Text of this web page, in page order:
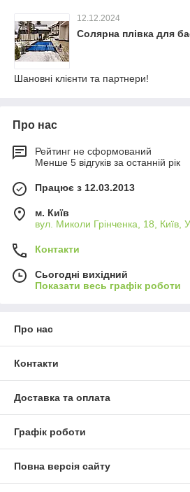
12.12.2024
Солярна плівка для
Шановні клієнти та партнери!
Про нас
Рейтинг не сформований
Менше 5 відгуків за останній рік
Працює з 12.03.2013
м. Київ
вул. Миколи Грінченка, 18, Київ,
Контакти
Сьогодні вихідний
Показати весь графік роботи
Про нас
Контакти
Доставка та оплата
Графік роботи
Повна версія сайту